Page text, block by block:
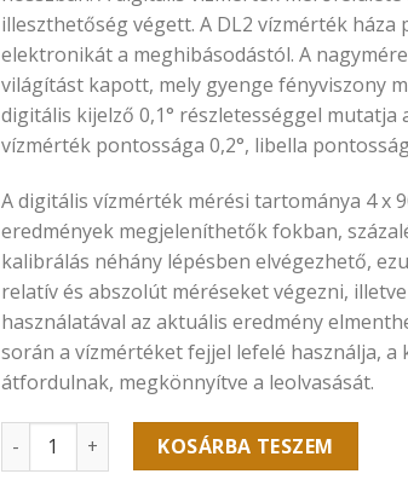
illeszthetőség végett. A DL2 vízmérték háza
elektronikát a meghibásodástól. A
világítást kapott, mely gyenge fényviszony
digitális kijelző 0,1° részletességgel mutatja
vízmérték pontossága 0,2°, libella
A digitális vízmérték mérési tartománya 4 x
eredmények megjeleníthetők fokban,
kalibrálás néhány lépésben elvégezhető,
relatív és abszolút méréseket végezni,
használatával az aktuális eredmény
során a vízmértéket fejjel lefelé használja, a
átfordulnak, megkönnyítve a leolvasását.
H-hedue DL2-digitális vízmérték 60 cm
KOSÁRBA TESZEM